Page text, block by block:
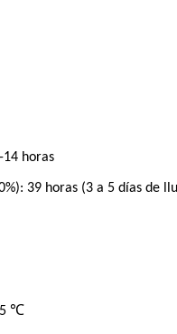
horas
39 horas (3 a 5 días de
℃